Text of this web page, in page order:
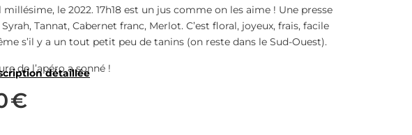
millésime, le 2022. 17h18 est un jus comme on les aime ! Une presse
Tannat, Cabernet franc, Merlot. C’est floral, joyeux, frais, facile
s’il y a un tout petit peu de tanins (on reste dans le Sud-Ouest).
de l’apéro a sonné !
détaillée
€